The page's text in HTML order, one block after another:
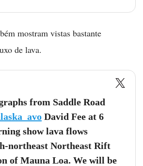
mostram vistas bastante
de lava.
from Saddle Road
David Fee at 6
show lava flows
northeast Northeast Rift
of Mauna Loa. We will be